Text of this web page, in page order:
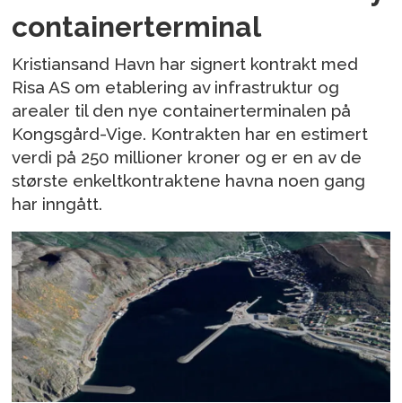
containerterminal
Kristiansand Havn har signert kontrakt med
Risa AS om etablering av infrastruktur og
arealer til den nye containerterminalen på
Kongsgård-Vige. Kontrakten har en estimert
verdi på 250 millioner kroner og er en av de
største enkeltkontraktene havna noen gang
har inngått.